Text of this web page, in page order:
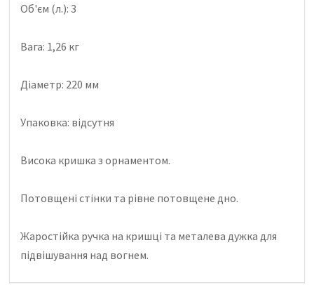
Об'єм (л.): 3
Вага: 1,26 кг
Діаметр: 220 мм
Упаковка: відсутня
Висока кришка з орнаментом.
Потовщені стінки та рівне потовщене дно.
Жаростійка ручка на кришці та металева дужка для
підвішування над вогнем.